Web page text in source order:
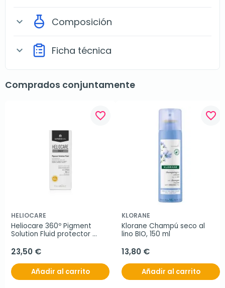
expand_more Composición
expand_more Ficha técnica
Comprados conjuntamente
favorite_border
HELIOCARE
Heliocare 360º Pigment
Solution Fluid protector
23,50 €
Añadir al carrito
favorite_border
KLORANE
Klorane Champú seco al
lino BIO, 150 ml
13,80 €
Añadir al carrito